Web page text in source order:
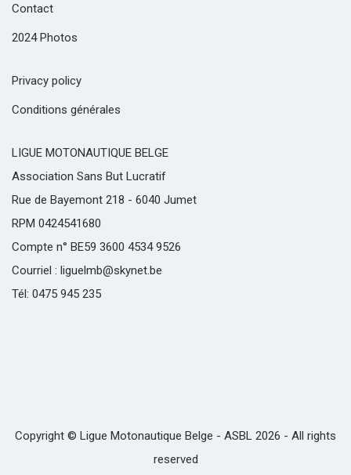
Contact
2024 Photos
Privacy policy
Conditions générales
LIGUE MOTONAUTIQUE BELGE
Association Sans But Lucratif
Rue de Bayemont 218 - 6040 Jumet
RPM 0424541680
Compte n° BE59 3600 4534 9526
Courriel : liguelmb@skynet.be
Tél: 0475 945 235
Copyright © Ligue Motonautique Belge - ASBL 2026 - All rights
reserved